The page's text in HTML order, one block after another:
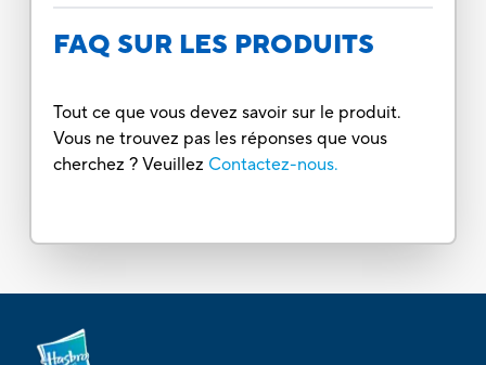
FAQ SUR LES PRODUITS
Tout ce que vous devez savoir sur le produit.
Vous ne trouvez pas les réponses que vous
cherchez ? Veuillez Contactez-nous.